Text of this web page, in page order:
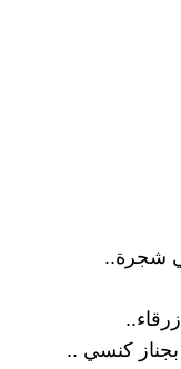
شجرة..
بجناز كنسي ..